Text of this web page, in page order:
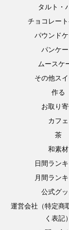
タルト・
チョコレー
パウンド
パンケ
ムースケ
その他ス
作る
お取り
カフェ
茶
和素材
日間ラン
月間ラン
公式グ
運営会社（特定商
く表記）